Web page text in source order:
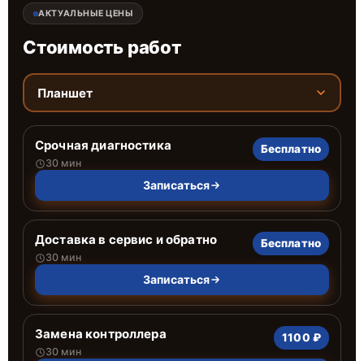
АКТУАЛЬНЫЕ ЦЕНЫ
Стоимость работ
Планшет
Срочная диагностика
30 мин
Бесплатно
Записаться
Доставка в сервис и обратно
30 мин
Бесплатно
Записаться
Замена контроллера
30 мин
1100 ₽